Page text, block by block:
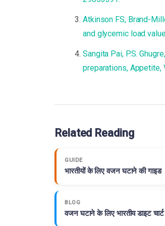
Atkinson FS, Brand-
and glycemic load
Sangita Pai, P.S.
preparations, Appetite,
Related Reading
GUIDE
भारतीयों के लिए वजन घटाने की गाइड
BLOG
वजन घटाने के लिए भारतीय डाइट चार्ट